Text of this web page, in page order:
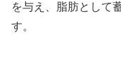
を与え、脂肪として
す。